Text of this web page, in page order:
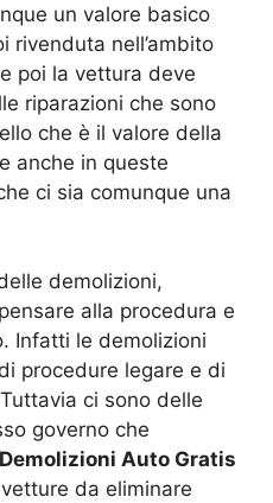
un valore basico
rivenduta nell’ambito
poi la vettura deve
riparazioni che sono
che è il valore della
anche in queste
ci sia comunque una
demolizioni,
alla procedura e
Infatti le demolizioni
procedure legare e di
ci sono delle
governo che
Demolizioni Auto Gratis
da eliminare